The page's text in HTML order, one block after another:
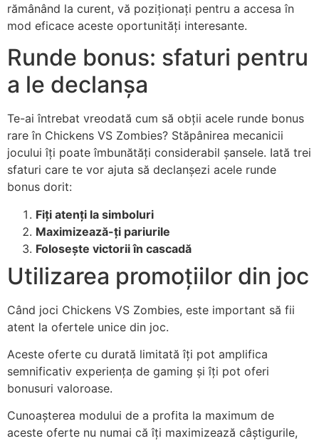
rămânând la curent, vă poziționați pentru a accesa în
mod eficace aceste oportunități interesante.
Runde bonus: sfaturi pentru
a le declanșa
Te-ai întrebat vreodată cum să obții acele runde bonus
rare în Chickens VS Zombies? Stăpânirea mecanicii
jocului îți poate îmbunătăți considerabil șansele. Iată trei
sfaturi care te vor ajuta să declanșezi acele runde
bonus dorit:
Fiți atenți la simboluri
Maximizează-ți pariurile
Folosește victorii în cascadă
Utilizarea promoțiilor din joc
Când joci Chickens VS Zombies, este important să fii
atent la ofertele unice din joc.
Aceste oferte cu durată limitată îți pot amplifica
semnificativ experiența de gaming și îți pot oferi
bonusuri valoroase.
Cunoașterea modului de a profita la maximum de
aceste oferte nu numai că îți maximizează câștigurile,